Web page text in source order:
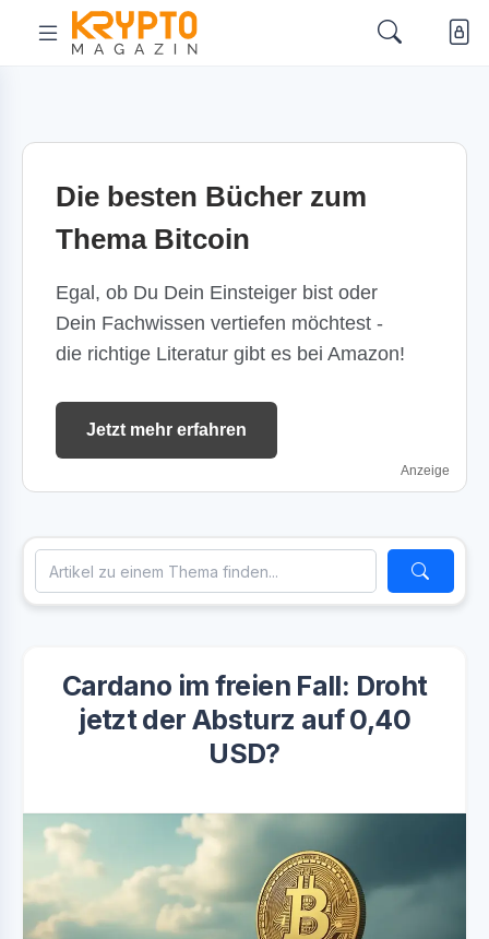
Die besten Bücher zum
Thema Bitcoin
Egal, ob Du Dein Einsteiger bist oder
Dein Fachwissen vertiefen möchtest -
die richtige Literatur gibt es bei Amazon!
Jetzt mehr erfahren
Anzeige
Cardano im freien Fall: Droht
jetzt der Absturz auf 0,40
USD?